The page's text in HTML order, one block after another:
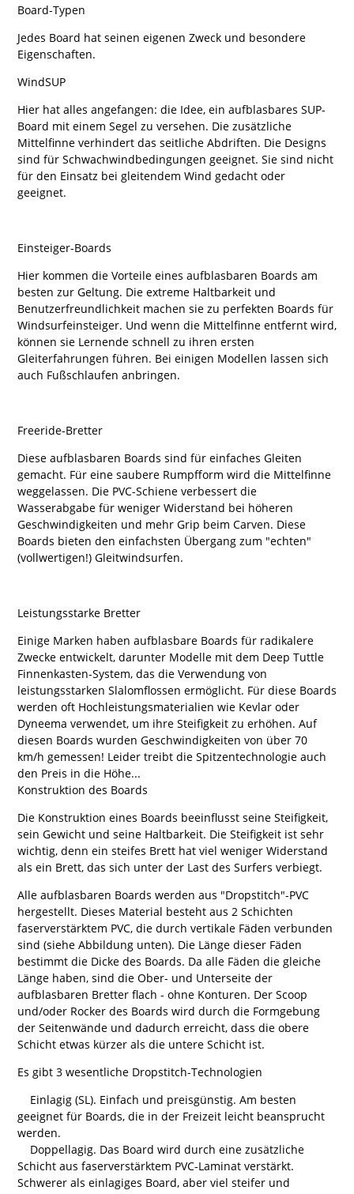
Board-Typen
Jedes Board hat seinen eigenen Zweck und besondere
Eigenschaften.
WindSUP
Hier hat alles angefangen: die Idee, ein aufblasbares SUP-
Board mit einem Segel zu versehen. Die zusätzliche
Mittelfinne verhindert das seitliche Abdriften. Die Designs
sind für Schwachwindbedingungen geeignet. Sie sind nicht
für den Einsatz bei gleitendem Wind gedacht oder
geeignet.
Einsteiger-Boards
Hier kommen die Vorteile eines aufblasbaren Boards am
besten zur Geltung. Die extreme Haltbarkeit und
Benutzerfreundlichkeit machen sie zu perfekten Boards für
Windsurfeinsteiger. Und wenn die Mittelfinne entfernt wird,
können sie Lernende schnell zu ihren ersten
Gleiterfahrungen führen. Bei einigen Modellen lassen sich
auch Fußschlaufen anbringen.
Freeride-Bretter
Diese aufblasbaren Boards sind für einfaches Gleiten
gemacht. Für eine saubere Rumpfform wird die Mittelfinne
weggelassen. Die PVC-Schiene verbessert die
Wasserabgabe für weniger Widerstand bei höheren
Geschwindigkeiten und mehr Grip beim Carven. Diese
Boards bieten den einfachsten Übergang zum "echten"
(vollwertigen!) Gleitwindsurfen.
Leistungsstarke Bretter
Einige Marken haben aufblasbare Boards für radikalere
Zwecke entwickelt, darunter Modelle mit dem Deep Tuttle
Finnenkasten-System, das die Verwendung von
leistungsstarken Slalomflossen ermöglicht. Für diese Boards
werden oft Hochleistungsmaterialien wie Kevlar oder
Dyneema verwendet, um ihre Steifigkeit zu erhöhen. Auf
diesen Boards wurden Geschwindigkeiten von über 70
km/h gemessen! Leider treibt die Spitzentechnologie auch
den Preis in die Höhe...
Konstruktion des Boards
Die Konstruktion eines Boards beeinflusst seine Steifigkeit,
sein Gewicht und seine Haltbarkeit. Die Steifigkeit ist sehr
wichtig, denn ein steifes Brett hat viel weniger Widerstand
als ein Brett, das sich unter der Last des Surfers verbiegt.
Alle aufblasbaren Boards werden aus "Dropstitch"-PVC
hergestellt. Dieses Material besteht aus 2 Schichten
faserverstärktem PVC, die durch vertikale Fäden verbunden
sind (siehe Abbildung unten). Die Länge dieser Fäden
bestimmt die Dicke des Boards. Da alle Fäden die gleiche
Länge haben, sind die Ober- und Unterseite der
aufblasbaren Bretter flach - ohne Konturen. Der Scoop
und/oder Rocker des Boards wird durch die Formgebung
der Seitenwände und dadurch erreicht, dass die obere
Schicht etwas kürzer als die untere Schicht ist.
Es gibt 3 wesentliche Dropstitch-Technologien
Einlagig (SL). Einfach und preisgünstig. Am besten
geeignet für Boards, die in der Freizeit leicht beansprucht
werden.
Doppellagig. Das Board wird durch eine zusätzliche
Schicht aus faserverstärktem PVC-Laminat verstärkt.
Schwerer als einlagiges Board, aber viel steifer und